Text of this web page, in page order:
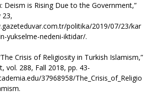
Deism is Rising Due to the Government,”
23,
politika/2019/07/23/kar
yukselme-nedeni-iktidar/.
Crisis of Religiosity in Turkish Islamism,”
vol. 288, Fall 2018, pp. 43-
37968958/The_Crisis_of_Religio